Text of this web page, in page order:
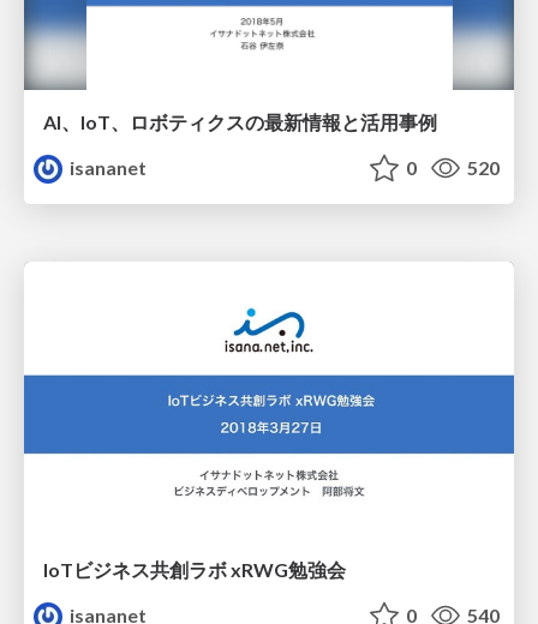
AI、IoT、ロボティクスの最新情報と活用事例
isananet
0 520
IoTビジネス共創ラボ xRWG勉強会
isananet
0 540